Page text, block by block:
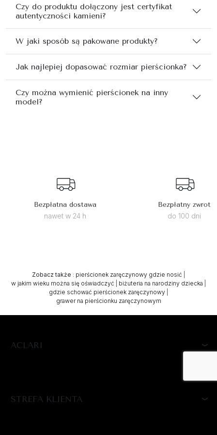
Czy do produktu dołączony jest certyfikat
autentyczności kamieni?
W jaki sposób są pakowane produkty?
Jak najlepiej dopasować rozmiar pierścionka?
Czy można wymienić pierścionek na inny
model?
Bezpłatna dostawa
nawet w 24 h
Bezpłatny zwrot
do 100 dni
Zobacz także : pierścionek zaręczynowy gdzie nosić
w jakim wieku można się oświadczyć
biżuteria na narodziny dziecka
gdzie schować pierścionek zaręczynowy
grawer na pierścionku zaręczynowym
ACLARI
STREFA KLIENTA